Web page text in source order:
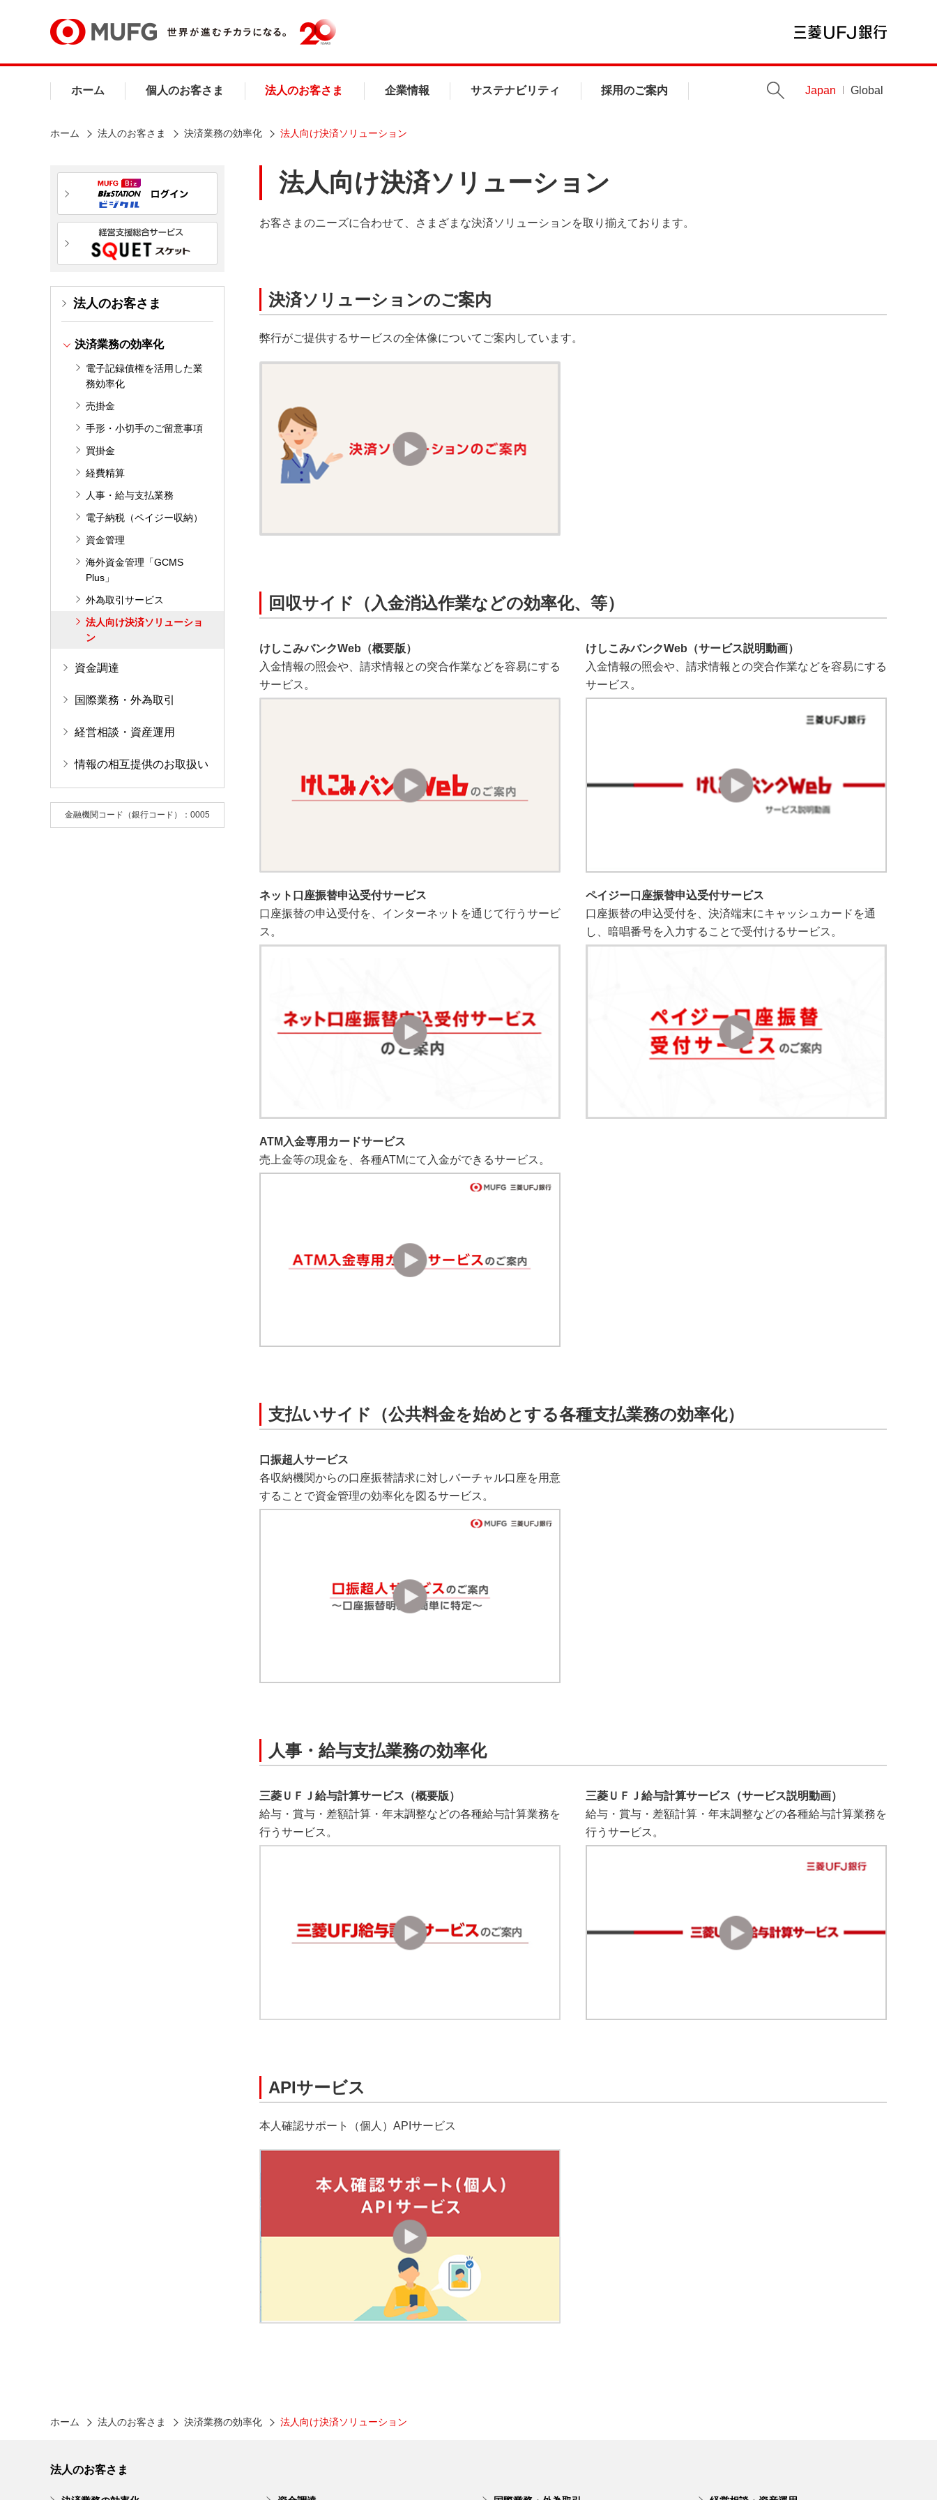
ホーム 個人のお客さま 法人のお客さま 企業情報 サステナビリティ 採用のご案内 Japan Global
ホーム 法人のお客さま 決済業務の効率化 法人向け決済ソリューション
法人のお客さま
決済業務の効率化
電子記録債権を活用した業
務効率化
売掛金
手形・小切手のご留意事項
買掛金
経費精算
人事・給与支払業務
電子納税（ペイジー収納）
資金管理
海外資金管理「GCMS
Plus」
外為取引サービス
法人向け決済ソリューショ
ン
資金調達
国際業務・外為取引
経営相談・資産運用
情報の相互提供のお取扱い
金融機関コード（銀行コード）：0005
法人向け決済ソリューション
お客さまのニーズに合わせて、さまざまな決済ソリューションを取り揃えております。
決済ソリューションのご案内
弊行がご提供するサービスの全体像についてご案内しています。
回収サイド（入金消込作業などの効率化、等）
けしこみバンクWeb（概要版）
入金情報の照会や、請求情報との突合作業などを容易にする
サービス。
けしこみバンクWeb（サービス説明動画）
入金情報の照会や、請求情報との突合作業などを容易にする
サービス。
ネット口座振替申込受付サービス
口座振替の申込受付を、インターネットを通じて行うサービ
ス。
ペイジー口座振替申込受付サービス
口座振替の申込受付を、決済端末にキャッシュカードを通
し、暗唱番号を入力することで受付けるサービス。
ATM入金専用カードサービス
売上金等の現金を、各種ATMにて入金ができるサービス。
支払いサイド（公共料金を始めとする各種支払業務の効率化）
口振超人サービス
各収納機関からの口座振替請求に対しバーチャル口座を用意
することで資金管理の効率化を図るサービス。
人事・給与支払業務の効率化
三菱ＵＦＪ給与計算サービス（概要版）
給与・賞与・差額計算・年末調整などの各種給与計算業務を
行うサービス。
三菱ＵＦＪ給与計算サービス（サービス説明動画）
給与・賞与・差額計算・年末調整などの各種給与計算業務を
行うサービス。
APIサービス
本人確認サポート（個人）APIサービス
ホーム 法人のお客さま 決済業務の効率化 法人向け決済ソリューション
法人のお客さま